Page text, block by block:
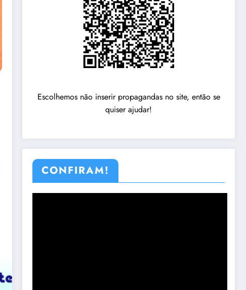
Escolhemos não inserir propagandas no site, então se
quiser ajudar!
CONFIRAM!